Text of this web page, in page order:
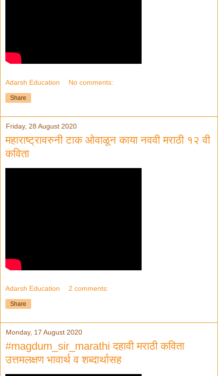
Adarsh Education No comments:
Share
Friday, 28 August 2020
महाराष्ट्रावरुनी टाक ओवाळून काया नववी मराठी १२ वी
कविता
Adarsh Education 2 comments:
Share
Monday, 17 August 2020
#magdum_sir_marathi दहावी मराठी कविता
उत्तमलक्षण भावार्थ व शब्दार्थासह